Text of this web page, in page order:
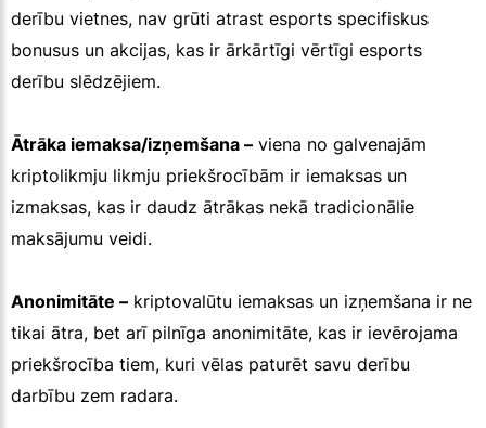
derību vietnes, nav grūti atrast esports specifiskus
bonusus un akcijas, kas ir ārkārtīgi vērtīgi esports
derību slēdzējiem.
Ātrāka iemaksa/izņemšana – viena no galvenajām
kriptolikmju likmju priekšrocībām ir iemaksas un
izmaksas, kas ir daudz ātrākas nekā tradicionālie
maksājumu veidi.
Anonimitāte – kriptovalūtu iemaksas un izņemšana ir ne
tikai ātra, bet arī pilnīga anonimitāte, kas ir ievērojama
priekšrocība tiem, kuri vēlas paturēt savu derību
darbību zem radara.